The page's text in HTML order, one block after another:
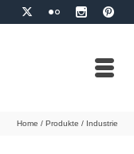
Home / Produkte / Industrie